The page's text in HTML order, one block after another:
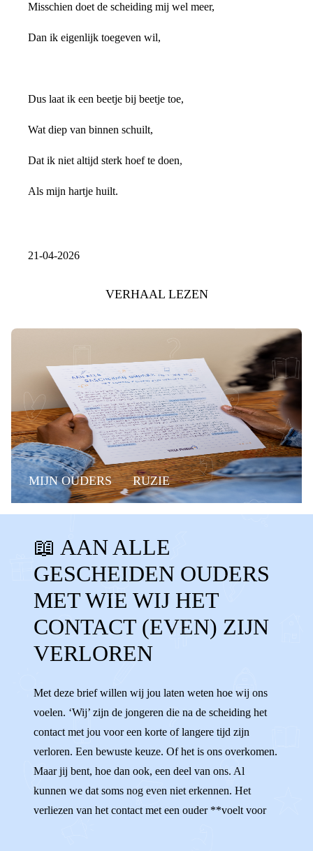
Misschien doet de scheiding mij wel meer,
Dan ik eigenlijk toegeven wil,
Dus laat ik een beetje bij beetje toe,
Wat diep van binnen schuilt,
Dat ik niet altijd sterk hoef te doen,
Als mijn hartje huilt.
21-04-2026
VERHAAL LEZEN
MIJN OUDERS RUZIE
CONTACTVERLIES
CONTACT VERLOREN
GEEN CONTACT OUDERS NIET ZIEN
AANDACHT KWIJT
📖 AAN ALLE
GESCHEIDEN OUDERS
MET WIE WIJ HET
CONTACT (EVEN) ZIJN
VERLOREN
Met deze brief willen wij jou laten weten hoe wij ons
voelen. ‘Wij’ zijn de jongeren die na de scheiding het
contact met jou voor een korte of langere tijd zijn
verloren. Een bewuste keuze. Of het is ons overkomen.
Maar jij bent, hoe dan ook, een deel van ons. Al
kunnen we dat soms nog even niet erkennen. Het
verliezen van het contact met een ouder **voelt voor